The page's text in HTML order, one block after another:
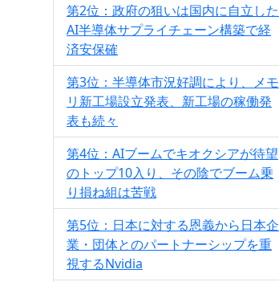
第2位：政府の狙いは国内に自立した
AI半導体サプライチェーン構築で経
済安保確
第3位：半導体市況好調により、メモ
リ新工場設立発表、新工場の稼働発
表も続々
第4位：AIブームでキオクシアが待望
のトップ10入り、その陰でブーム乗
り損ね組は苦戦
第5位：日本に対する恩義から日本企
業・団体とのパートナーシップを重
視するNvidia